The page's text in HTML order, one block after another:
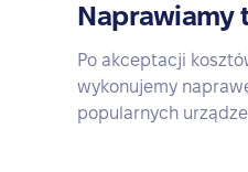
Naprawiamy
Po akceptacji
wykonujemy
popularnych